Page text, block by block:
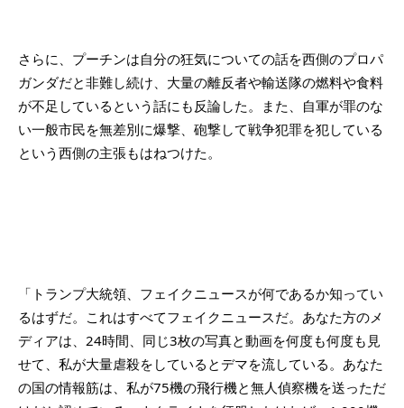
さらに、プーチンは自分の狂気についての話を西側のプロパ
ガンダだと非難し続け、大量の離反者や輸送隊の燃料や食料
が不足しているという話にも反論した。また、自軍が罪のな
い一般市民を無差別に爆撃、砲撃して戦争犯罪を犯している
という西側の主張もはねつけた。
「トランプ大統領、フェイクニュースが何であるか知ってい
るはずだ。これはすべてフェイクニュースだ。あなた方のメ
ディアは、24時間、同じ3枚の写真と動画を何度も何度も見
せて、私が大量虐殺をしているとデマを流している。あなた
の国の情報筋は、私が75機の飛行機と無人偵察機を送っただ